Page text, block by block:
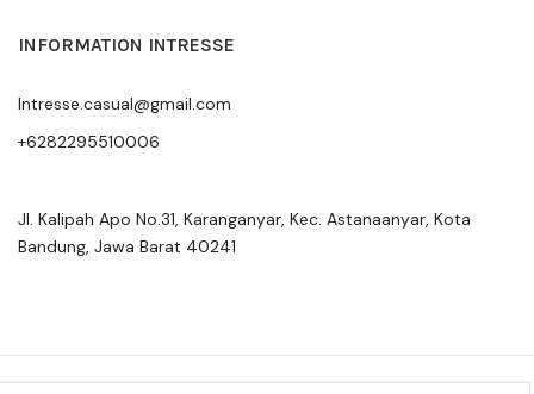
INFORMATION INTRESSE
Intresse.casual@gmail.com
+6282295510006
Jl. Kalipah Apo No.31, Karanganyar, Kec. Astanaanyar, Kota
Bandung, Jawa Barat 40241